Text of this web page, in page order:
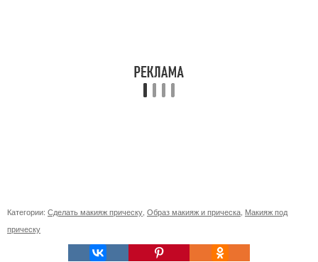
Категории: Сделать макияж прическу Образ макияж и прическа Макияж под
прическу